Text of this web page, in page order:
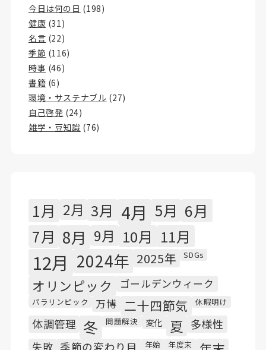
今日は何の日 (198)
健康 (31)
名言 (22)
季節 (116)
時事 (46)
書籍 (6)
環境・サステナブル (27)
自己啓発 (24)
雑学・豆知識 (76)
1月 2月 3月 4月 5月 6月
7月 8月 9月 10月 11月
12月 2024年 2025年 SDGs
オリンピック ゴールデンウィーク
パラリンピック 万博 二十四節気 休暇明け
体調管理 冬 問題解決 変化 夏 多様性
失敗 季節の変わり目 年始 年度末